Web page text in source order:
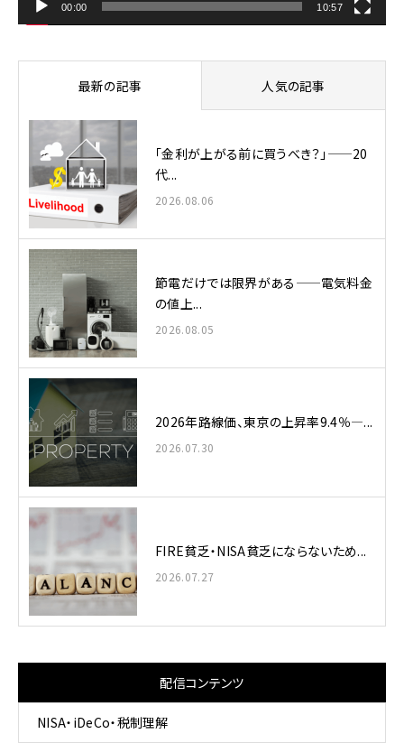
00:00 10:57
最新の記事 人気の記事
「金利が上がる前に買うべき？」——20
代...
2026.08.06
節電だけでは限界がある——電気料金
の値上...
2026.08.05
2026年路線価、東京の上昇率9.4％—...
2026.07.30
FIRE貧乏・NISA貧乏にならないため...
2026.07.27
配信コンテンツ
NISA・iDeCo・税制理解